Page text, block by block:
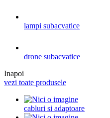
lampi subacvatice
drone subacvatice
Inapoi
vezi toate produsele
cabluri si adaptoare